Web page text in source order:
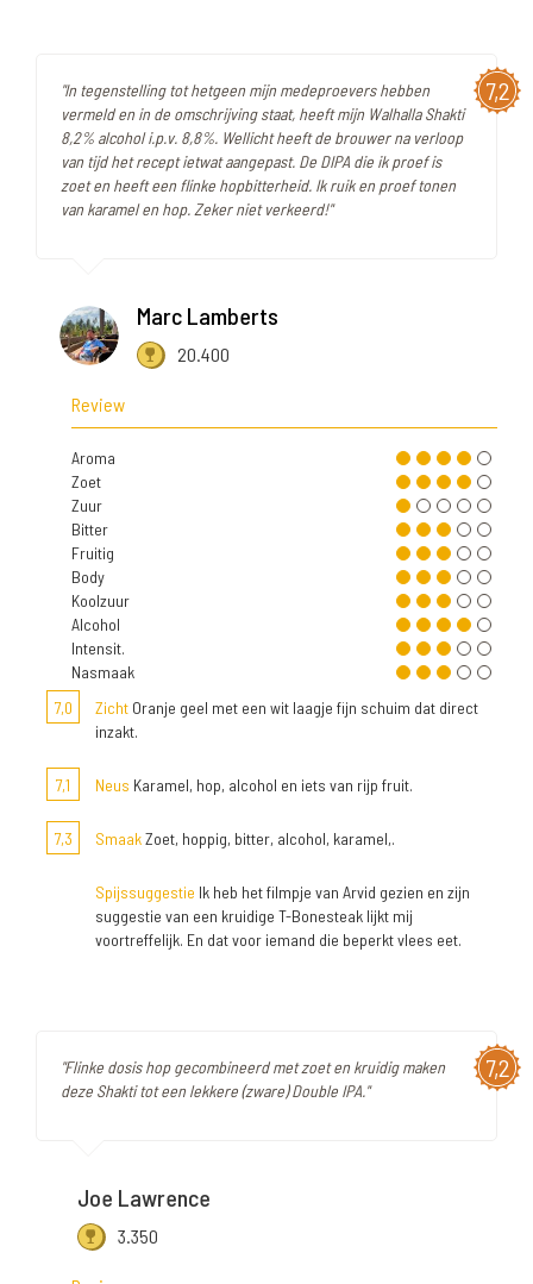
7,2
"In tegenstelling tot hetgeen mijn medeproevers hebben
vermeld en in de omschrijving staat, heeft mijn Walhalla Shakti
8,2% alcohol i.p.v. 8,8%. Wellicht heeft de brouwer na verloop
van tijd het recept ietwat aangepast. De DIPA die ik proef is
zoet en heeft een flinke hopbitterheid. Ik ruik en proef tonen
van karamel en hop. Zeker niet verkeerd!"
Marc Lamberts
20.400
Review
Aroma
Zoet
Zuur
Bitter
Fruitig
Body
Koolzuur
Alcohol
Intensit.
Nasmaak
7,0
Zicht Oranje geel met een wit laagje fijn schuim dat direct
inzakt.
7,1 Neus Karamel, hop, alcohol en iets van rijp fruit.
7,3 SmaakZoet, hoppig, bitter, alcohol, karamel,.
Spijssuggestie Ik heb het filmpje van Arvid gezien en zijn
suggestie van een kruidige T-Bonesteak lijkt mij
voortreffelijk. En dat voor iemand die beperkt vlees eet.
7,2
"Flinke dosis hop gecombineerd met zoet en kruidig maken
deze Shakti tot een lekkere (zware) Double IPA."
Joe Lawrence
3.350